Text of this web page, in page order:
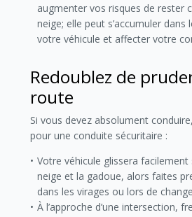
augmenter vos risques de rester
neige; elle peut s’accumuler dans
votre véhicule et affecter votre
Redoublez de
route
Si vous devez absolument
pour une conduite sécuritaire :
Votre véhicule glissera
neige et la gadoue, alors faites
dans les virages ou lors de
À l’approche d’une intersection,